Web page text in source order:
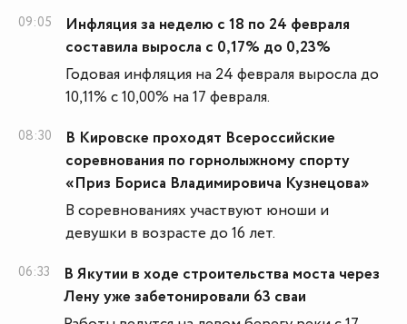
09:05
Инфляция за неделю с 18 по 24 февраля
составила выросла с 0,17% до 0,23%
Годовая инфляция на 24 февраля выросла до
10,11% с 10,00% на 17 февраля.
08:30
В Кировске проходят Всероссийские
соревнования по горнолыжному спорту
«Приз Бориса Владимировича Кузнецова»
В соревнованиях участвуют юноши и
девушки в возрасте до 16 лет.
06:33
В Якутии в ходе строительства моста через
Лену уже забетонировали 63 сваи